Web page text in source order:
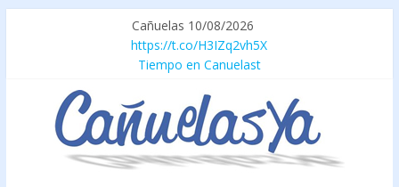
Cañuelas 10/08/2026
https://t.co/H3IZq2vh5X
Tiempo en Canuelast